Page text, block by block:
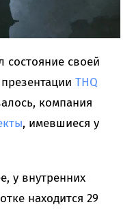
состояние своей
THQ
компания
, имевшиеся у
у внутренних
находится 29